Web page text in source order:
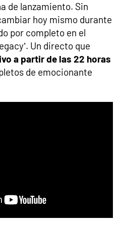
de lanzamiento. Sin
hoy mismo durante
por completo en el
Un directo que
a partir de las 22 horas
de emocionante